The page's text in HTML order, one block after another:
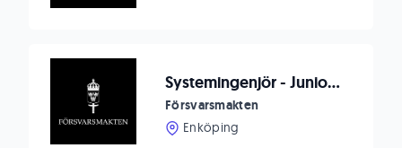
Systemingenjör - Junior AI Utvecklare
Försvarsmakten
Enköping